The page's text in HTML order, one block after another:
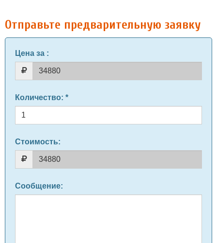
Отправьте предварительную заявку
Цена за :
Количество: *
Стоимость:
Сообщение: